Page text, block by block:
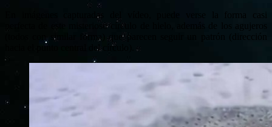
En imágenes capturadas del vídeo, puede verse la forma casi
perfecta de este misterioso círculo de hielo, además de los agujeros
(todos con similar forma) que parecen seguir un patrón (dirección
hacia el punto central del círculo).